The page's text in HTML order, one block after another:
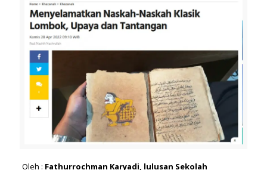
Oleh : Fathurrochman Karyadi, lulusan Sekolah